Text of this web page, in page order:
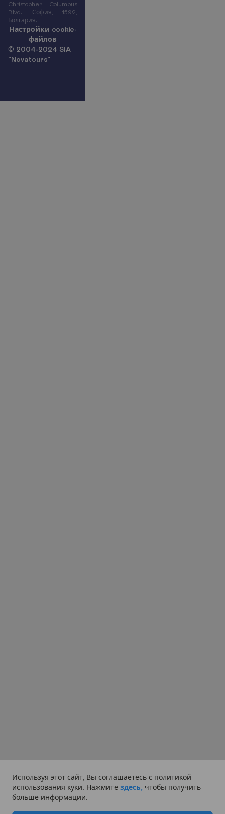
Christopher Columbus
Blvd., София, 1592,
Болгария.
Настройки cookie-
файлов
© 2004-2024 SIA
"Novatours"
Используя этот сайт, Вы соглашаетесь с политикой
использования куки. Нажмите здесь, чтобы получить
больше информации.